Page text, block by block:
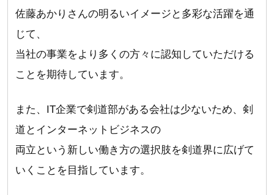
佐藤あかりさんの明るいイメージと多彩な活躍を通
じて、
当社の事業をより多くの方々に認知していただける
ことを期待しています。
また、IT企業で剣道部がある会社は少ないため、剣
道とインターネットビジネスの
両立という新しい働き方の選択肢を剣道界に広げて
いくことを目指しています。